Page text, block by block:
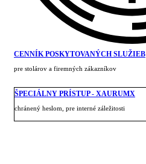
CENNÍK POSKYTOVANÝCH SLUŽIEB
pre stolárov a firemných zákazníkov
ŠPECIÁLNY PRÍSTUP - XAURUMX
chránený heslom, pre interné záležitosti